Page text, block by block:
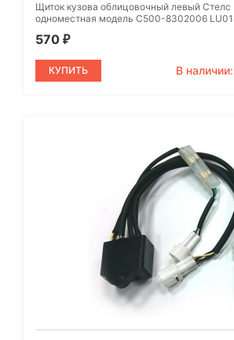
Щиток кузова облицовочный левый
одноместная модель C500-8302006
570 ₽
КУПИТЬ В наличии: